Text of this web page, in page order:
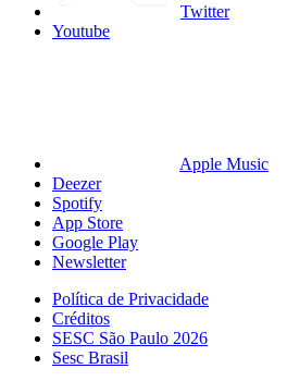
Twitter
Youtube
Apple Music
Deezer
Spotify
App Store
Google Play
Newsletter
Política de Privacidade
Créditos
SESC São Paulo 2026
Sesc Brasil